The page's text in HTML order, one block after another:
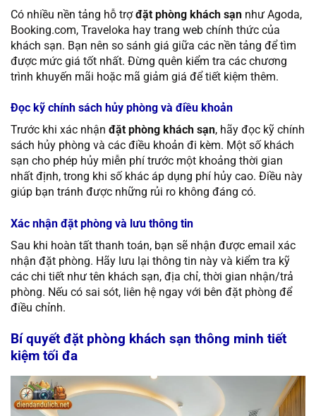
Có nhiều nền tảng hỗ trợđặt phòng khách sạn như Agoda,
Booking.com, Traveloka hay trang web chính thức của
khách sạn. Bạn nên so sánh giá giữa các nền tảng để tìm
được mức giá tốt nhất. Đừng quên kiểm tra các chương
trình khuyến mãi hoặc mã giảm giá để tiết kiệm thêm.
Đọc kỹ chính sách hủy phòng và điều khoản
Trước khi xác nhận đặt phòng khách sạn, hãy đọc kỹ chính
sách hủy phòng và các điều khoản đi kèm. Một số khách
sạn cho phép hủy miễn phí trước một khoảng thời gian
nhất định, trong khi số khác áp dụng phí hủy cao. Điều này
giúp bạn tránh được những rủi ro không đáng có.
Xác nhận đặt phòng và lưu thông tin
Sau khi hoàn tất thanh toán, bạn sẽ nhận được email xác
nhận đặt phòng. Hãy lưu lại thông tin này và kiểm tra kỹ
các chi tiết như tên khách sạn, địa chỉ, thời gian nhận/trả
phòng. Nếu có sai sót, liên hệ ngay với bên đặt phòng để
điều chỉnh.
Bí quyết đặt phòng khách sạn thông minh tiết
kiệm tối đa